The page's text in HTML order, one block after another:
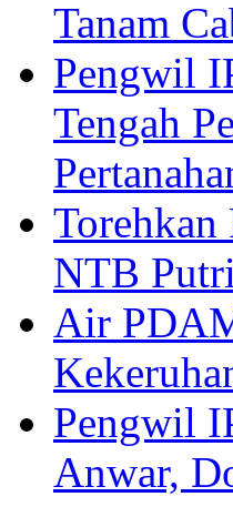
Tanam
Pengwil
Tengah
Torehkan
NTB
Air
Pengwil
Anwar,